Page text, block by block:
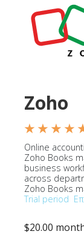
Zoho
★ ★ ★ ★
Online
Zoho Books
business
across
Zoho Books
Trial period
$20.00